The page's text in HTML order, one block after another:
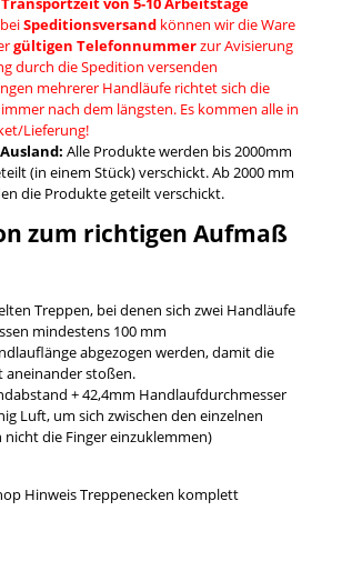
Speditionsversandkönnen wir die Ware
gültigen Telefonnummerzur Avisierung
durch die Spedition versenden
mehrerer Handläufe richtet sich die
nach dem längsten. Es kommen alle in
Lieferung!
Alle Produkte werden bis 2000mm
(in einem Stück) verschickt. Ab 2000 mm
die Produkte geteilt verschickt.
zum richtigen Aufmaß
Treppen, bei denen sich zwei Handläufe
mindestens 100 mm
abgezogen werden, damit die
aneinander stoßen.
+ 42,4mm Handlaufdurchmesser
Luft, um sich zwischen den einzelnen
nicht die Finger einzuklemmen)